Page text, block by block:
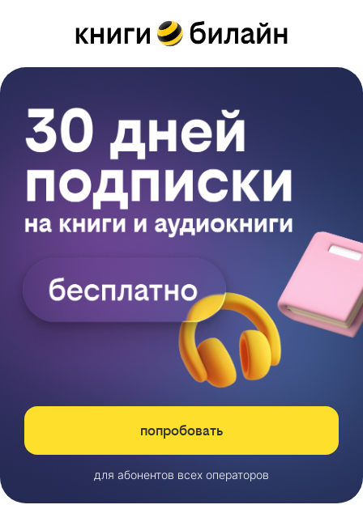
попробовать
для абонентов всех операторов